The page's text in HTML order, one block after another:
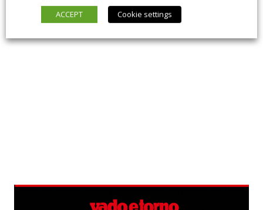
ACCEPT
Cookie settings